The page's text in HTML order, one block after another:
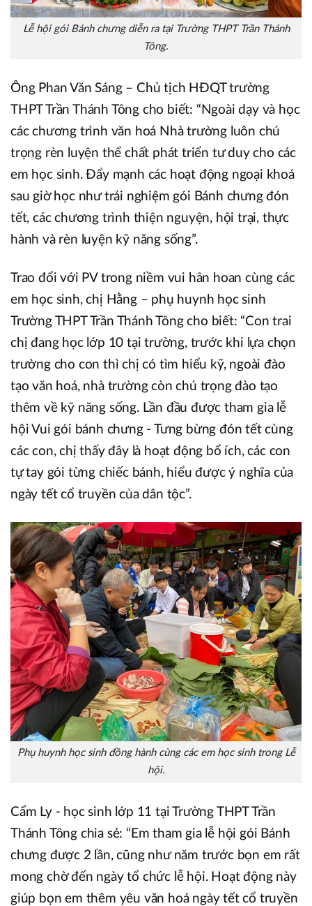
Lễ hội gói Bánh chưng diễn ra tại Trường THPT Trần Thánh
Tông.
Ông Phan Văn Sáng – Chủ tịch HĐQT trường
THPT Trần Thánh Tông cho biết: “Ngoài dạy và học
các chương trình văn hoá Nhà trường luôn chú
trọng rèn luyện thể chất phát triển tư duy cho các
em học sinh. Đẩy mạnh các hoạt động ngoại khoá
sau giờ học như trải nghiệm gói Bánh chưng đón
tết, các chương trình thiện nguyện, hội trại, thực
hành và rèn luyện kỹ năng sống”.
Trao đổi với PV trong niềm vui hân hoan cùng các
em học sinh, chị Hằng – phụ huynh học sinh
Trường THPT Trần Thánh Tông cho biết: “Con trai
chị đang học lớp 10 tại trường, trước khi lựa chọn
trường cho con thì chị có tìm hiểu kỹ, ngoài đào
tạo văn hoá, nhà trường còn chú trọng đào tạo
thêm về kỹ năng sống. Lần đầu được tham gia lễ
hội Vui gói bánh chưng - Tưng bừng đón tết cùng
các con, chị thấy đây là hoạt động bổ ích, các con
tự tay gói từng chiếc bánh, hiểu được ý nghĩa của
ngày tết cổ truyền của dân tộc”.
Phụ huynh học sinh đồng hành cùng các em học sinh trong Lễ
hội.
Cẩm Ly - học sinh lớp 11 tại Trường THPT Trần
Thánh Tông chia sẻ: “Em tham gia lễ hội gói Bánh
chưng được 2 lần, cũng như năm trước bọn em rất
mong chờ đến ngày tổ chức lễ hội. Hoạt động này
giúp bọn em thêm yêu văn hoá ngày tết cổ truyền